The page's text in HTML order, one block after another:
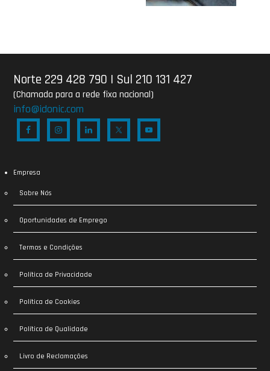
Norte 229 428 790 | Sul 210 131 427
(Chamada para a rede fixa nacional)
info@idonic.com
Empresa
Sobre Nós
Oportunidades de Emprego
Termos e Condições
Política de Privacidade
Política de Cookies
Política de Qualidade
Livro de Reclamações